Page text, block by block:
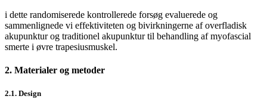
i dette randomiserede kontrollerede forsøg evaluerede og
sammenlignede vi effektiviteten og bivirkningerne af overfladisk
akupunktur og traditionel akupunktur til behandling af myofascial
smerte i øvre trapesiusmuskel.
2. Materialer og metoder
2.1. Design